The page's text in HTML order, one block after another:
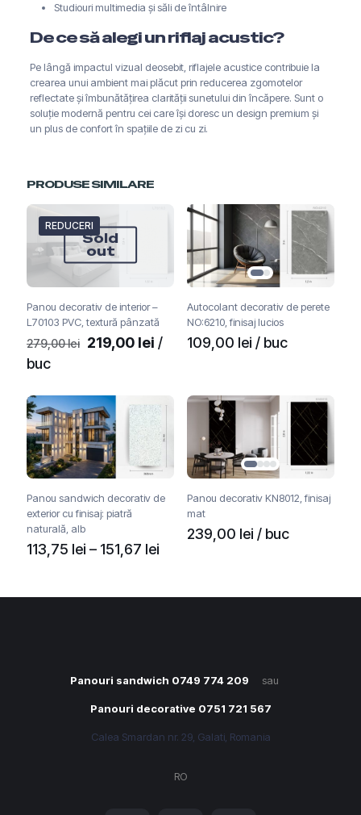
Studiouri multimedia și săli de întâlnire
De ce să alegi un riflaj acustic?
Pe lângă impactul vizual deosebit, riflajele acustice contribuie la
crearea unui ambient mai plăcut prin reducerea zgomotelor
reflectate și îmbunătățirea clarității sunetului din încăpere. Sunt o
soluție modernă pentru cei care își doresc un design premium și
un plus de confort în spațiile de zi cu zi.
PRODUSE SIMILARE
REDUCERI
Sold
out
Panou decorativ de interior –
L70103 PVC, textură pânzată
279,00lei Prețul
fost:
279,00 lei.
219,00 lei Prețul
219,00 lei.
/
buc
Autocolant decorativ de perete
NO:6210, finisaj lucios
109,00 lei / buc
Panou sandwich decorativ de
exterior cu finisaj: piatră
naturală, alb
113,75 lei – 151,67 lei
Panou decorativ KN8012, finisaj
mat
239,00 lei / buc
Panouri sandwich 0749 774 209 sau
Panouri decorative 0751 721 567
Calea Smardan nr. 29, Galati, Romania
RO